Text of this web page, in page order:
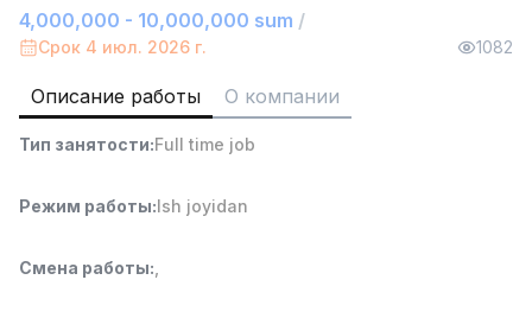
4,280,000 sum /
ASIAN
Full time job
Руководитель отдела продаж
6,000,000 - 15,000,000 sum
Full time job
Ish joyidan
Продавец-консультант
4,000,000 - 10,000,000 sum /
Срок 4 июл. 2026 г. 1082
Описание работы О компании
Тип занятости:Full time job
Режим работы:Ish joyidan
Смена работы: